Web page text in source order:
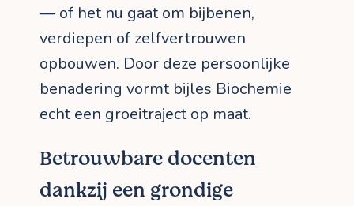
— of het nu gaat om bijbenen,
verdiepen of zelfvertrouwen
opbouwen. Door deze persoonlijke
benadering vormt bijles Biochemie
echt een groeitraject op maat.
Betrouwbare docenten
dankzij een grondige